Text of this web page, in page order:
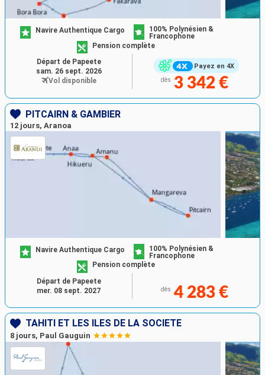
Payez en 4X
Navire Authentique Cargo
100% Polynésien &
Francophone
Pension complète
dès 3 342 €
Départ de Papeete
sam. 26 sept. 2026
Vol disponible
PITCAIRN & GAMBIER
12 jours, Aranoa
Navire Authentique Cargo
100% Polynésien &
Francophone
Pension complète
dès 4 283 €
Départ de Papeete
mer. 08 sept. 2027
TAHITI ET LES ÎLES DE LA SOCIÉTÉ
8 jours, Paul Gauguin